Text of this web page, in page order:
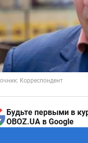
Будьте первыми в
OBOZ.UA в Google